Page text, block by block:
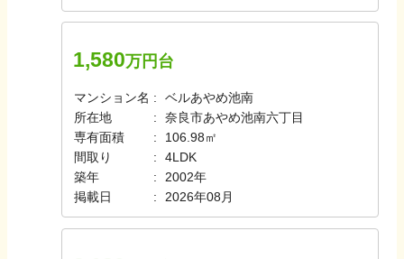
1,580万円台
マンション名
ベルあやめ池南
所在地
奈良市あやめ池南六丁目
専有面積
106.98㎡
間取り
4LDK
築年
2002年
掲載日
2026年08月